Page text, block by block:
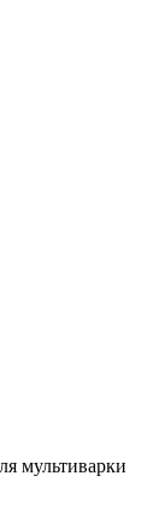
мультиварки